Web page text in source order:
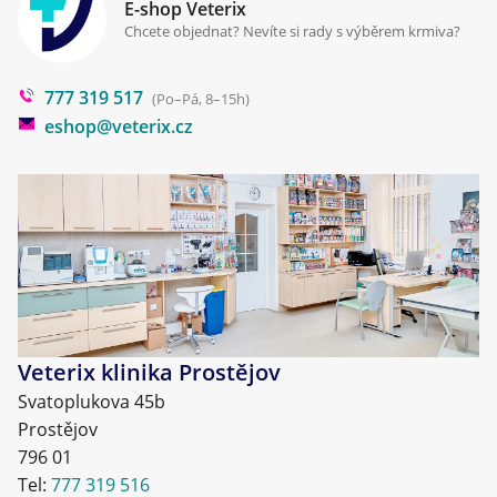
Cookies a podmínky používání
Poradna
Blog
E-shop Veterix
Chcete objednat? Nevíte si rady s výběrem krmiva?
777 319 517 (Po–Pá, 8–15h)
eshop@veterix.cz
Veterix klinika Prostějov
Svatoplukova 45b
Prostějov
796 01
Tel: 777 319 516